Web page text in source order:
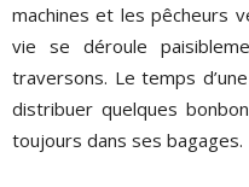
machines et les pêcheurs
vie se déroule
traversons. Le temps
distribuer quelques
toujours dans ses bagages.